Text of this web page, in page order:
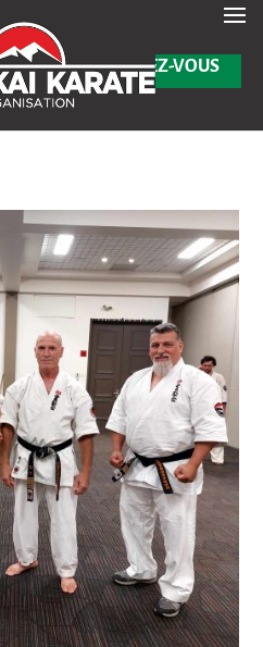
✕
En savoir plus
INSCRIVEZ-VOUS